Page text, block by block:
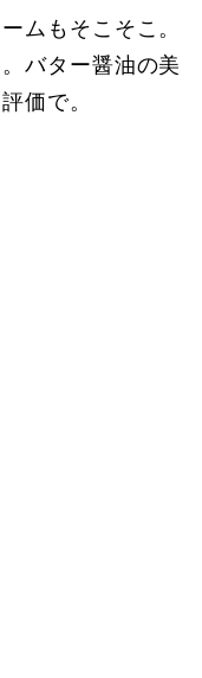
ムもそこそこ。
バター醤油の美
価で。